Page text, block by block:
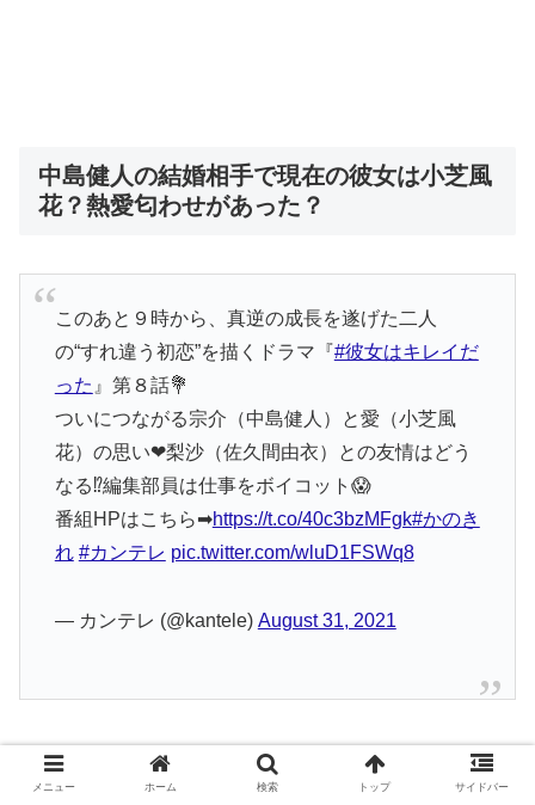
中島健人の結婚相手で現在の彼女は小芝風
花？熱愛匂わせがあった？
このあと９時から、真逆の成長を遂げた二人
の“すれ違う初恋”を描くドラマ『#彼女はキレイだ
った 』第８話💐
ついにつながる宗介（中島健人）と愛（小芝風
花）の思い❤梨沙（佐久間由衣）との友情はどう
なる⁉編集部員は仕事をボイコット😱
番組HPはこちら➡https://t.co/40c3bzMFgk#かのき
れ #カンテレ pic.twitter.com/wluD1FSWq8
— カンテレ (@kantele) August 31, 2021
中島健人さんと熱愛の噂のお相手で、とくに話題になった
メニュー ホーム 検索 トップ サイドバー